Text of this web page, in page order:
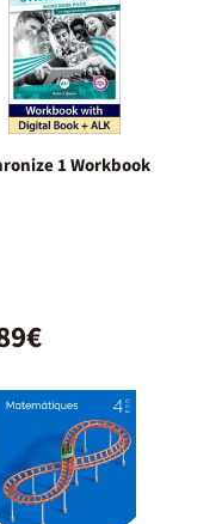
1 Workbook